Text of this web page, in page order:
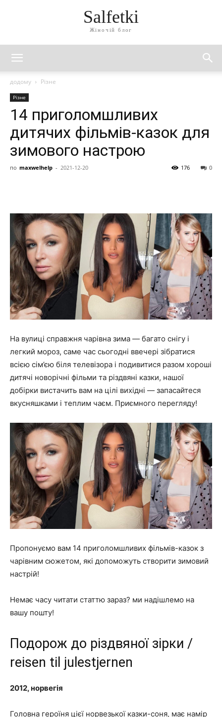
Salfetki
Жіночій блог
додому Різне
Різне
14 приголомшливих
дитячих фільмів-казок для
зимового настрою
по maxwelhelp - 2021-12-20 0
176
На вулиці справжня чарівна зима — багато снігу і
легкий мороз, саме час сьогодні ввечері зібратися
всією сім’єю біля телевізора і подивитися разом хороші
дитячі новорічні фільми та різдвяні казки, нашої
добірки вистачить вам на цілі вихідні — запасайтеся
вкусняшками і теплим чаєм. Приємного перегляду!
Пропонуємо вам 14 приголомшливих фільмів-казок з
чарівним сюжетом, які допоможуть створити зимовий
настрій!
Немає часу читати статтю зараз? ми надішлемо на
вашу пошту!
Подорож до різдвяної зірки /
reisen til julestjernen
2012, норвегія
Головна героїня цієї норвезької казки-соня, має намір